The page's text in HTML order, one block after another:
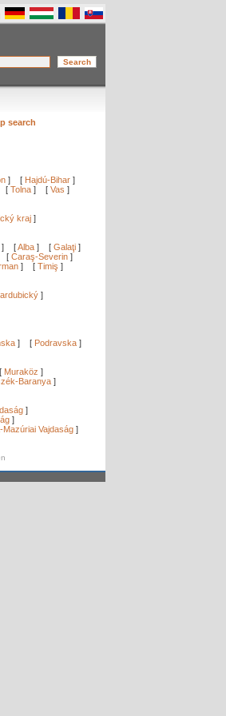
search
] [ Hajdú-Bihar ]
[ Tolna ] [ Vas ]
kraj ]
] [Alba ] [ Galaţi ]
[ Caraş-Severin ]
] [ Timiş ]
]
] [ Podravska ]
[ Muraköz ]
Baranya ]
]
]
Mazúriai Vajdaság ]